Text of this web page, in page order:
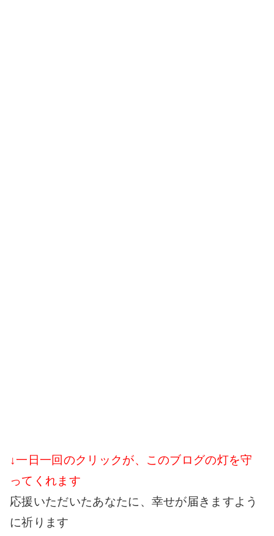
↓一日一回のクリックが、このブログの灯を守
ってくれます
応援いただいたあなたに、幸せが届きますよう
に祈ります